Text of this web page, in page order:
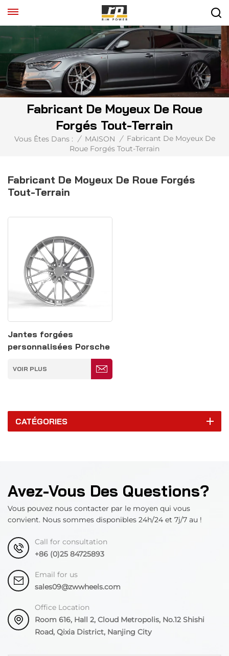
Fabricant De Moyeux De Roue
Forgés Tout-Terrain
Vous Êtes Dans : / MAISON / Fabricant De Moyeux De
Roue Forgés Tout-Terrain
Fabricant De Moyeux De Roue Forgés
Tout-Terrain
Jantes forgées
personnalisées Porsche
22 pouces argentées
entièrement peintes
VOIR PLUS
CATÉGORIES
Avez-Vous Des Questions?
Vous pouvez nous contacter par le moyen qui vous
convient. Nous sommes disponibles 24h/24 et 7j/7 au !
Call for consultation
+86 (0)25 84725893
Email for us
sales09@zwwheels.com
Office Location
Room 616, Hall 2, Cloud Metropolis, No.12 Shishi
Road, Qixia District, Nanjing City